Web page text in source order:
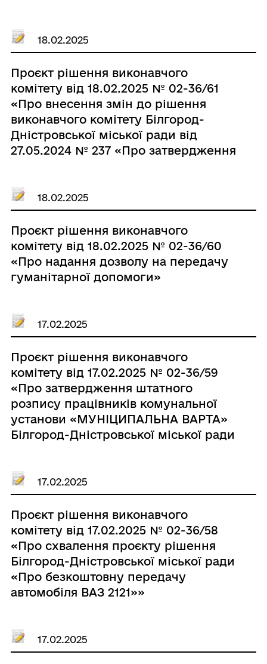
18.02.2025
Проєкт рішення виконавчого
комітету від 18.02.2025 № 02-36/61
«Про внесення змін до рішення
виконавчого комітету Білгород-
Дністровської міської ради від
27.05.2024 № 237 «Про затвердження
голови обдарованим дітям
шкільного віку у новій редакції»»
18.02.2025
Проєкт рішення виконавчого
комітету від 18.02.2025 № 02-36/60
«Про надання дозволу на передачу
гуманітарної допомоги»
17.02.2025
Проєкт рішення виконавчого
комітету від 17.02.2025 № 02-36/59
«Про затвердження штатного
розпису працівників комунальної
установи «МУНІЦИПАЛЬНА ВАРТА»
Білгород-Дністровської міської ради
17.02.2025
Проєкт рішення виконавчого
комітету від 17.02.2025 № 02-36/58
«Про схвалення проєкту рішення
Білгород-Дністровської міської ради
«Про безкоштовну передачу
автомобіля ВАЗ 2121»»
17.02.2025